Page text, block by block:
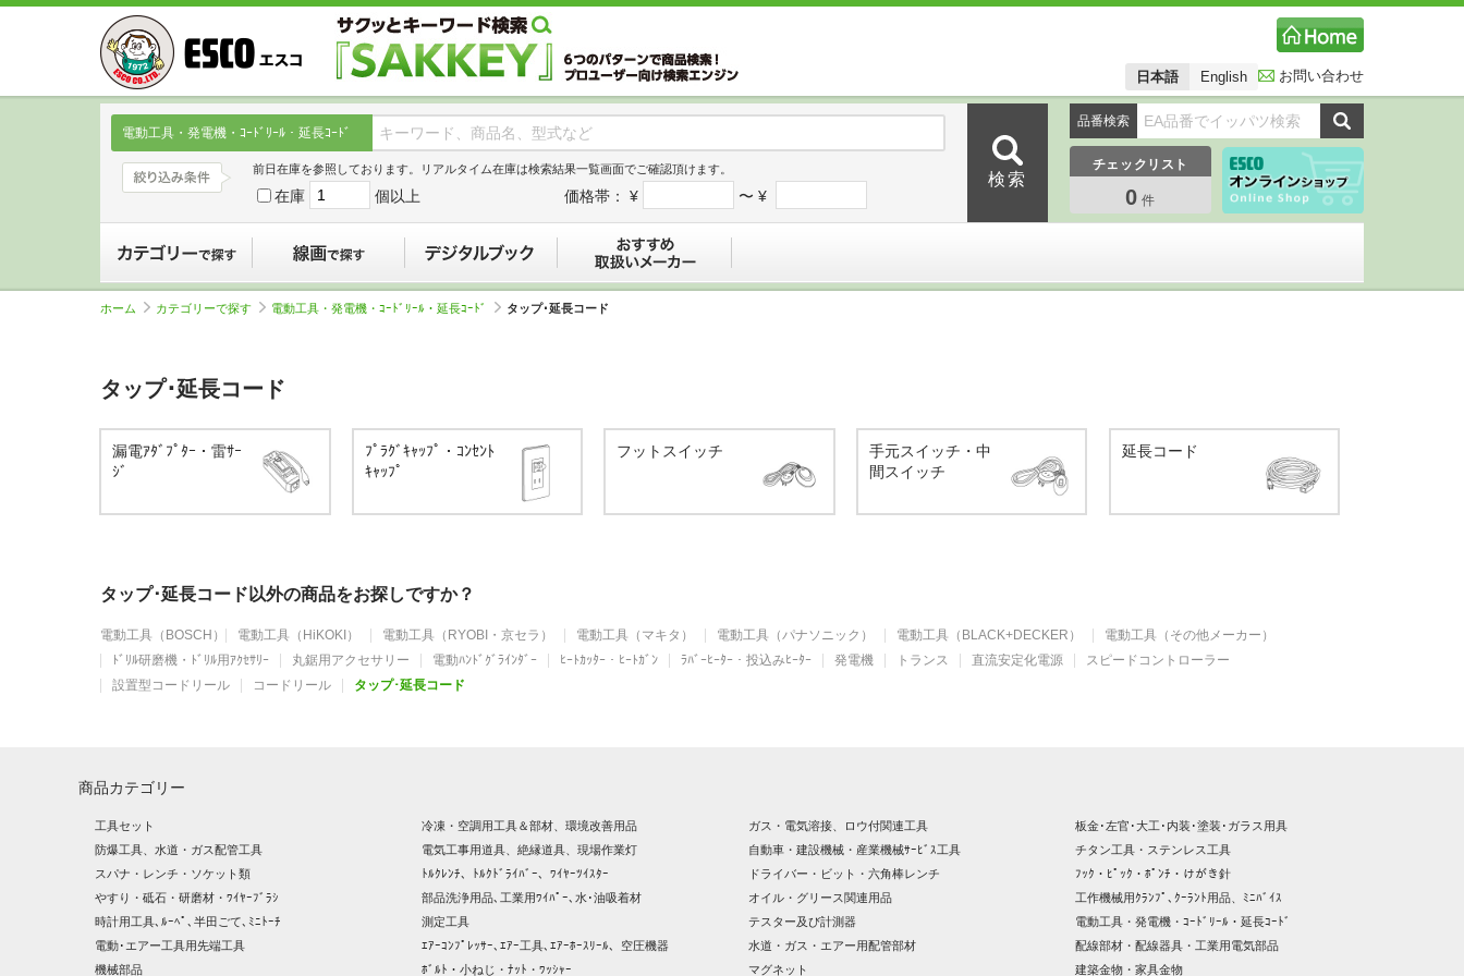
日本語 English お問い合わせ
電動工具・発電機・ｺｰﾄﾞﾘｰﾙ・延長ｺｰﾄﾞ
前日在庫を参照しております。リアルタイム在庫は検索結果一覧画面でご確認頂けます。
在庫 個以上 価格帯： ¥ 〜 ¥
品番検索
チェックリスト
0 件
ホーム カテゴリーで探す 電動工具・発電機・ｺｰﾄﾞﾘｰﾙ・延長ｺｰﾄﾞ タップ･延長コード
タップ･延長コード
漏電ｱﾀﾞﾌﾟﾀｰ・雷ｻｰ
ｼﾞ
ﾌﾟﾗｸﾞｷｬｯﾌﾟ・ｺﾝｾﾝﾄ
ｷｬｯﾌﾟ
フットスイッチ
手元スイッチ・中
間スイッチ
延長コード
タップ･延長コード以外の商品をお探しですか？
電動工具（BOSCH） 電動工具（HiKOKI） 電動工具（RYOBI・京セラ） 電動工具（マキタ） 電動工具（パナソニック） 電動工具（BLACK+DECKER）
電動工具（その他メーカー）
ﾄﾞﾘﾙ研磨機・ﾄﾞﾘﾙ用ｱｸｾｻﾘｰ
丸鋸用アクセサリー 電動ﾊﾝﾄﾞｸﾞﾗｲﾝﾀﾞｰ ﾋｰﾄｶｯﾀｰ・ﾋｰﾄｶﾞﾝ ﾗﾊﾞｰﾋｰﾀｰ・投込みﾋｰﾀｰ 発電機 トランス 直流安定化電源
スピードコントローラー
設置型コードリール
コードリール タップ･延長コード
商品カテゴリー
工具セット 冷凍・空調用工具＆部材、環境改善用品 ガス・電気溶接、ロウ付関連工具
板金･左官･大工･内装･塗装･ガラス用具
防爆工具、水道・ガス配管工具
電気工事用道具、絶縁道具、現場作業灯 自動車・建設機械・産業機械ｻｰﾋﾞｽ工具
チタン工具・ステンレス工具
スパナ・レンチ・ソケット類
ﾄﾙｸﾚﾝﾁ、ﾄﾙｸﾄﾞﾗｲﾊﾞｰ、ﾜｲﾔｰﾂｲｽﾀｰ ドライバー・ビット・六角棒レンチ
ﾌｯｸ・ﾋﾟｯｸ・ﾎﾟﾝﾁ・けがき針
やすり・砥石・研磨材・ﾜｲﾔｰﾌﾞﾗｼ
部品洗浄用品､工業用ﾜｲﾊﾟｰ､水･油吸着材 オイル・グリース関連用品
工作機械用ｸﾗﾝﾌﾟ､ｸｰﾗﾝﾄ用品、ﾐﾆﾊﾞｲｽ
時計用工具､ﾙｰﾍﾟ､半田ごて､ﾐﾆﾄｰﾁ
測定工具 テスター及び計測器
電動工具・発電機・ｺｰﾄﾞﾘｰﾙ・延長ｺｰﾄﾞ
電動･エアー工具用先端工具
ｴｱｰｺﾝﾌﾟﾚｯｻｰ､ｴｱｰ工具､ｴｱｰﾎｰｽﾘｰﾙ、空圧機器 水道・ガス・エアー用配管部材
配線部材・配線器具・工業用電気部品
機械部品
ﾎﾞﾙﾄ・小ねじ・ﾅｯﾄ・ﾜｯｼｬｰ マグネット 建築金物・家具金物